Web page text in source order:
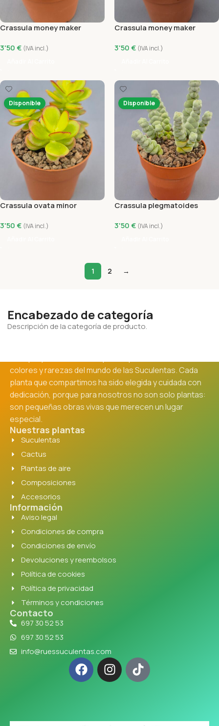
Crassula money maker
3'50€ (IVA incl.)
Crassula money maker
3'50€ (IVA incl.)
Disponible
Crassula ovata minor
3'50€ (IVA incl.)
Disponible
Crassula plegmatoides
3'50€ (IVA incl.)
1 2 →
Encabezado de categoría
Descripción de la categoría de producto.
colores y rarezas del mundo de las Suculentas. Cada
planta que compartimos ha sido elegida y cuidada con
dedicación, porque para nosotros no son solo plantas:
son pequeñas obras vivas que merecen un lugar
especial.
Nuestras plantas
Suculentas
Cactus
Plantas de aire
Composiciones
Accesorios
Información
Aviso legal
Condiciones de compra
Condiciones de envío
Devoluciones y reembolsos
Política de cookies
Política de privacidad
Términos y condiciones
Contacto
697 30 52 53
697 30 52 53
info@ruessuculentas.com